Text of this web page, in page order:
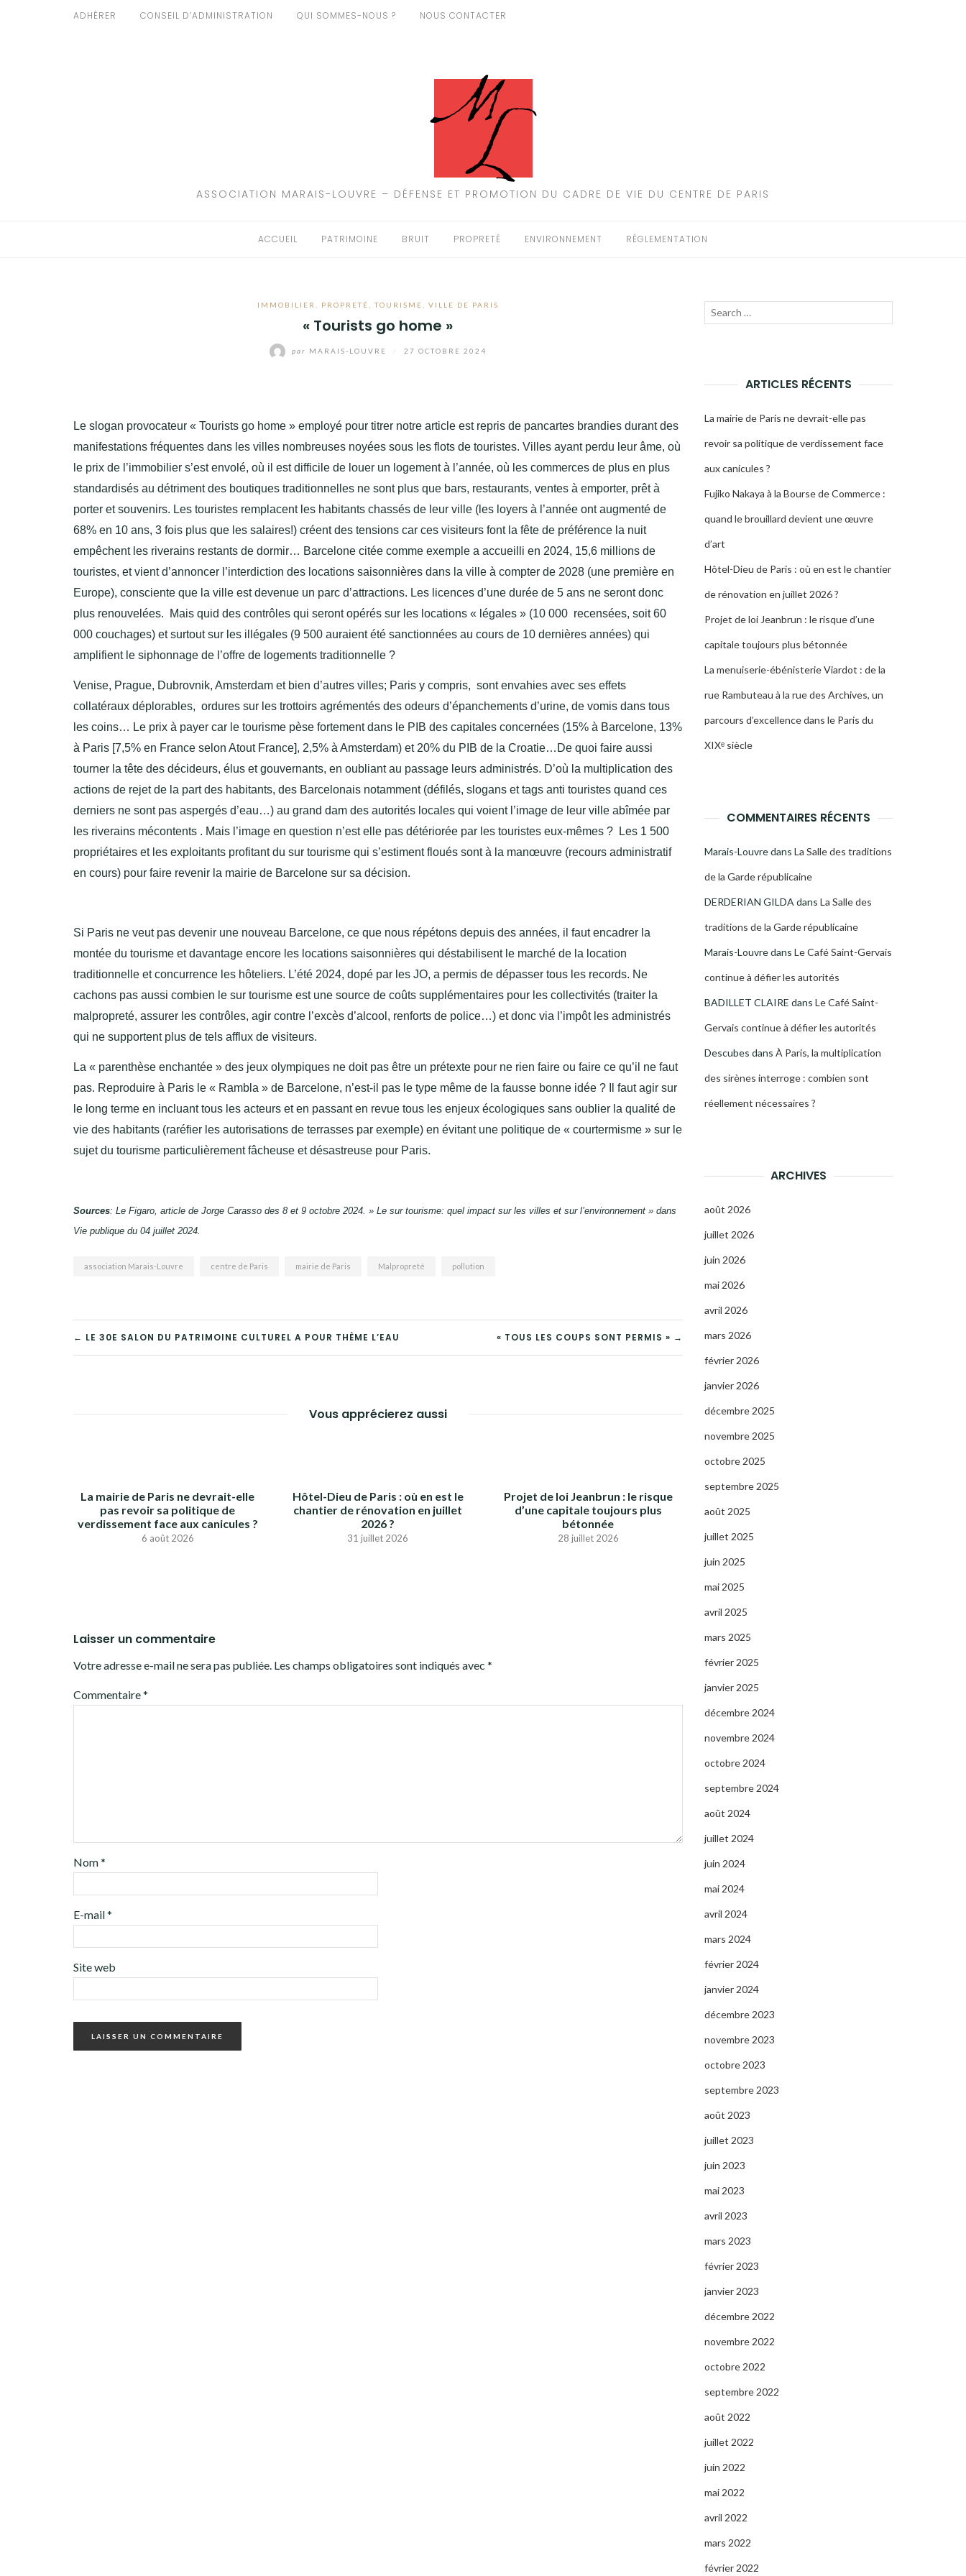
ADHÉRER CONSEIL D’ADMINISTRATION QUI SOMMES-NOUS ? NOUS CONTACTER
ASSOCIATION MARAIS-LOUVRE – DÉFENSE ET PROMOTION DU CADRE DE VIE DU CENTRE DE PARIS
ACCUEIL PATRIMOINE BRUIT PROPRETÉ ENVIRONNEMENT RÉGLEMENTATION
IMMOBILIER PROPRETÉ ,TOURISME VILLE DE PARIS
« Tourists go home »
par MARAIS-LOUVRE 27 OCTOBRE 2024
Le slogan provocateur « Tourists go home » employé pour titrer notre article est repris de pancartes brandies durant des
manifestations fréquentes dans les villes nombreuses noyées sous les flots de touristes. Villes ayant perdu leur âme, où
le prix de l’immobilier s’est envolé, où il est difficile de louer un logement à l’année, où les commerces de plus en plus
standardisés au détriment des boutiques traditionnelles ne sont plus que bars, restaurants, ventes à emporter, prêt à
porter et souvenirs. Les touristes remplacent les habitants chassés de leur ville (les loyers à l’année ont augmenté de
68% en 10 ans, 3 fois plus que les salaires!) créent des tensions car ces visiteurs font la fête de préférence la nuit
empêchent les riverains restants de dormir… Barcelone citée comme exemple a accueilli en 2024, 15,6 millions de
touristes, et vient d’annoncer l’interdiction des locations saisonnières dans la ville à compter de 2028 (une première en
Europe), consciente que la ville est devenue un parc d’attractions. Les licences d’une durée de 5 ans ne seront donc
plus renouvelées. Mais quid des contrôles qui seront opérés sur les locations « légales » (10 000 recensées, soit 60
000 couchages) et surtout sur les illégales (9 500 auraient été sanctionnées au cours de 10 dernières années) qui
amplifient le siphonnage de l’offre de logements traditionnelle ?
Venise, Prague, Dubrovnik, Amsterdam et bien d’autres villes; Paris y compris, sont envahies avec ses effets
collatéraux déplorables, ordures sur les trottoirs agrémentés des odeurs d’épanchements d’urine, de vomis dans tous
les coins… Le prix à payer car le tourisme pèse fortement dans le PIB des capitales concernées (15% à Barcelone, 13%
à Paris [7,5% en France selon Atout France], 2,5% à Amsterdam) et 20% du PIB de la Croatie…De quoi faire aussi
tourner la tête des décideurs, élus et gouvernants, en oubliant au passage leurs administrés. D’où la multiplication des
actions de rejet de la part des habitants, des Barcelonais notamment (défilés, slogans et tags anti touristes quand ces
derniers ne sont pas aspergés d’eau…) au grand dam des autorités locales qui voient l’image de leur ville abîmée par
les riverains mécontents . Mais l’image en question n’est elle pas détériorée par les touristes eux-mêmes ? Les 1 500
propriétaires et les exploitants profitant du sur tourisme qui s’estiment floués sont à la manœuvre (recours administratif
en cours) pour faire revenir la mairie de Barcelone sur sa décision.
Si Paris ne veut pas devenir une nouveau Barcelone, ce que nous répétons depuis des années, il faut encadrer la
montée du tourisme et davantage encore les locations saisonnières qui déstabilisent le marché de la location
traditionnelle et concurrence les hôteliers. L’été 2024, dopé par les JO, a permis de dépasser tous les records. Ne
cachons pas aussi combien le sur tourisme est une source de coûts supplémentaires pour les collectivités (traiter la
malpropreté, assurer les contrôles, agir contre l’excès d’alcool, renforts de police…) et donc via l’impôt les administrés
qui ne supportent plus de tels afflux de visiteurs.
La « parenthèse enchantée » des jeux olympiques ne doit pas être un prétexte pour ne rien faire ou faire ce qu’il ne faut
pas. Reproduire à Paris le « Rambla » de Barcelone, n’est-il pas le type même de la fausse bonne idée ? Il faut agir sur
le long terme en incluant tous les acteurs et en passant en revue tous les enjeux écologiques sans oublier la qualité de
vie des habitants (raréfier les autorisations de terrasses par exemple) en évitant une politique de « courtermisme » sur le
sujet du tourisme particulièrement fâcheuse et désastreuse pour Paris.
Sources: Le Figaro, article de Jorge Carasso des 8 et 9 octobre 2024. » Le sur tourisme: quel impact sur les villes et sur l’environnement » dans
Vie publique du 04 juillet 2024.
association Marais-Louvre centre de Paris mairie de Paris Malpropreté pollution
NAVIGATION
← LE 30E SALON DU PATRIMOINE CULTUREL A POUR THÈME L’EAU « TOUS LES COUPS SONT PERMIS » →
Vous apprécierez aussi
La mairie de Paris ne devrait-elle
pas revoir sa politique de
verdissement face aux canicules ?
6 août 2026
Hôtel-Dieu de Paris : où en est le
chantier de rénovation en juillet
2026 ?
31 juillet 2026
Projet de loi Jeanbrun : le risque
d’une capitale toujours plus
bétonnée
28 juillet 2026
Laisser un commentaire
Votre adresse e-mail ne sera pas publiée. Les champs obligatoires sont indiqués avec *
Commentaire*
Nom*
E-mail*
Site web
Recherche
ARTICLES RÉCENTS
La mairie de Paris ne devrait-elle pas
revoir sa politique de verdissement face
aux canicules ?
Fujiko Nakaya à la Bourse de Commerce :
quand le brouillard devient une œuvre
d’art
Hôtel-Dieu de Paris : où en est le chantier
de rénovation en juillet 2026 ?
Projet de loi Jeanbrun : le risque d’une
capitale toujours plus bétonnée
La menuiserie-ébénisterie Viardot : de la
rue Rambuteau à la rue des Archives, un
parcours d’excellence dans le Paris du
XIXᵉ siècle
COMMENTAIRES RÉCENTS
Marais-Louvredans La Salle des traditions
de la Garde républicaine
DERDERIAN GILDA dans La Salle des
traditions de la Garde républicaine
Marais-Louvredans Le Café Saint-Gervais
continue à défier les autorités
BADILLET CLAIRE dans Le Café Saint-
Gervais continue à défier les autorités
Descubes dans À Paris, la multiplication
des sirènes interroge : combien sont
réellement nécessaires ?
ARCHIVES
août 2026
juillet 2026
juin 2026
mai 2026
avril 2026
mars 2026
février 2026
janvier 2026
décembre 2025
novembre 2025
octobre 2025
septembre 2025
août 2025
juillet 2025
juin 2025
mai 2025
avril 2025
mars 2025
février 2025
janvier 2025
décembre 2024
novembre 2024
octobre 2024
septembre 2024
août 2024
juillet 2024
juin 2024
mai 2024
avril 2024
mars 2024
février 2024
janvier 2024
décembre 2023
novembre 2023
octobre 2023
septembre 2023
août 2023
juillet 2023
juin 2023
mai 2023
avril 2023
mars 2023
février 2023
janvier 2023
décembre 2022
novembre 2022
octobre 2022
septembre 2022
août 2022
juillet 2022
juin 2022
mai 2022
avril 2022
mars 2022
février 2022